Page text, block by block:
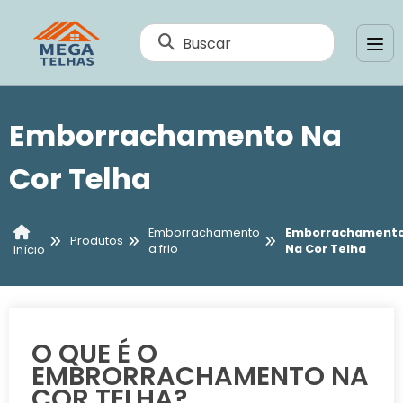
Buscar
Emborrachamento Na
Cor Telha
Início
Produtos
Emborrachamento
a frio
Na Cor Telha
O QUE É O
EMBRORRACHAMENTO NA